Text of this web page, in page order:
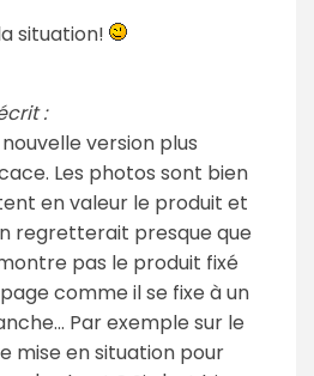
situation!
:
version plus
Les photos sont bien
en valeur le produit et
regretterait presque que
pas le produit fixé
comme il se fixe à un
Par exemple sur le
mise en situation pour